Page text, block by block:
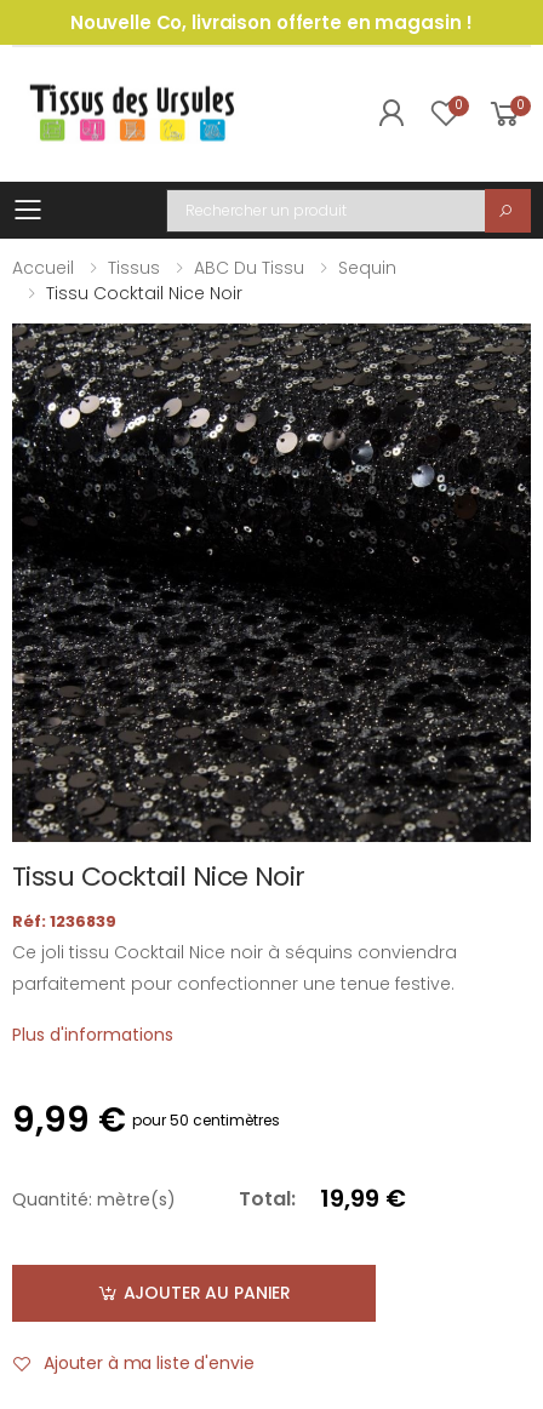
Nouvelle Co, livraison offerte en magasin !
0 0
Toggle mobile menu
Recherche
Accueil
Tissus ABC Du Tissu
Sequin
Tissu Cocktail Nice Noir
Tissu Cocktail Nice Noir
Réf: 1236839
Ce joli tissu Cocktail Nice noir à séquins conviendra
parfaitement pour confectionner une tenue festive.
Plus d'informations
9,99 € pour 50 centimètres
Quantité: mètre(s) Total: 19,99 €
AJOUTER AU PANIER
Ajouter à ma liste d'envie